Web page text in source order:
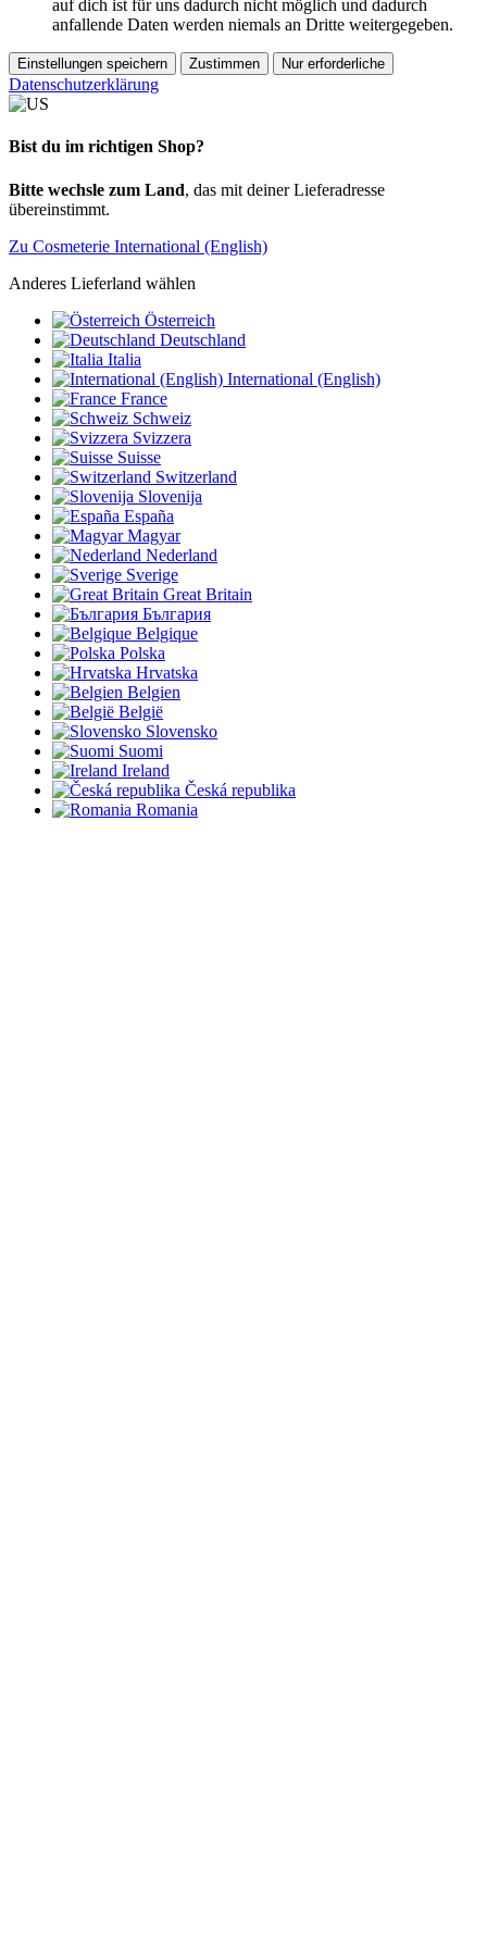
auf dich ist für uns dadurch nicht möglich und dadurch
anfallende Daten werden niemals an Dritte weitergegeben.
Einstellungen speichern Zustimmen Nur erforderliche
Datenschutzerklärung
Bist du im richtigen Shop?
Bitte wechsle zum Land, das mit deiner Lieferadresse
übereinstimmt.
Zu Cosmeterie International (English)
Anderes Lieferland wählen
Österreich
Deutschland
Italia
International (English)
France
Schweiz
Svizzera
Suisse
Switzerland
Slovenija
España
Magyar
Nederland
Sverige
Great Britain
България
Belgique
Polska
Hrvatska
Belgien
België
Slovensko
Suomi
Ireland
Česká republika
Romania